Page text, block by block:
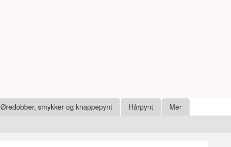
Øredobber, smykker og knappepynt Hårpynt Mer